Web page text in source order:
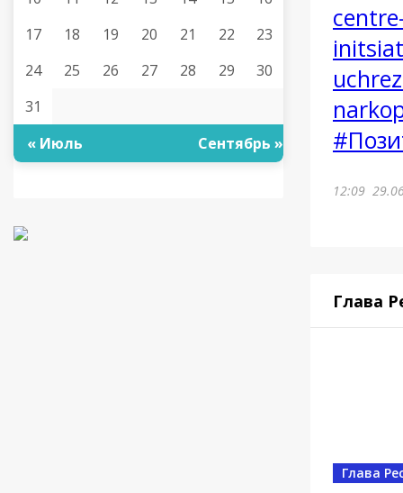
17
18 19 20 21 22
23
24
25 26 27 28 29
30
31
« Июль
Сентябрь »
12:09
Глава
Глава